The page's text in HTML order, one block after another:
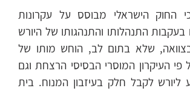
החוק הישראלי מבוסס על עקרונות
התנהלותו והתנהגותו של היורש
שלא בתום לב, הוחש מותו של
פי העיקרון המוסרי הבסיסי הרצחת וגם
ליורש לקבל חלק בעיזבון המנוח. בית